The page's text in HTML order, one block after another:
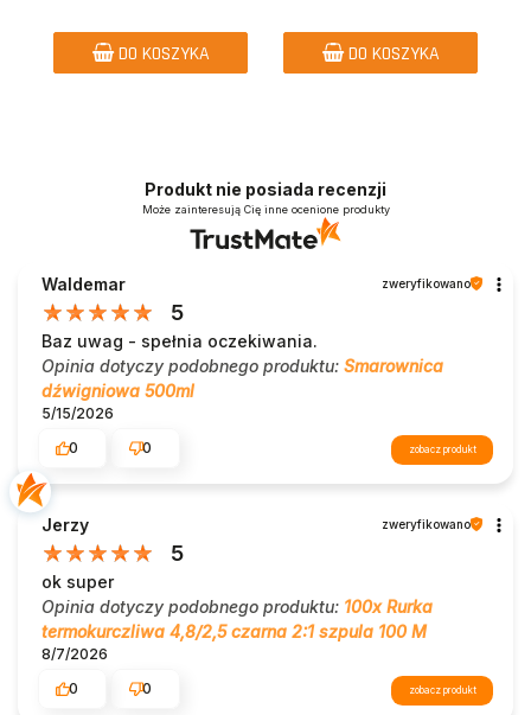
DO KOSZYKA DO KOSZYKA
Produkt nie posiada recenzji
Może zainteresują Cię inne ocenione produkty
Waldemar zweryfikowano
5
Baz uwag - spełnia oczekiwania.
Opinia dotyczy podobnego produktu: Smarownica
dźwigniowa 500ml
5/15/2026
0
0 zobacz produkt
Jerzy zweryfikowano
5
ok super
Opinia dotyczy podobnego produktu: 100x Rurka
termokurczliwa 4,8/2,5 czarna 2:1 szpula 100 M
8/7/2026
0
0 zobacz produkt